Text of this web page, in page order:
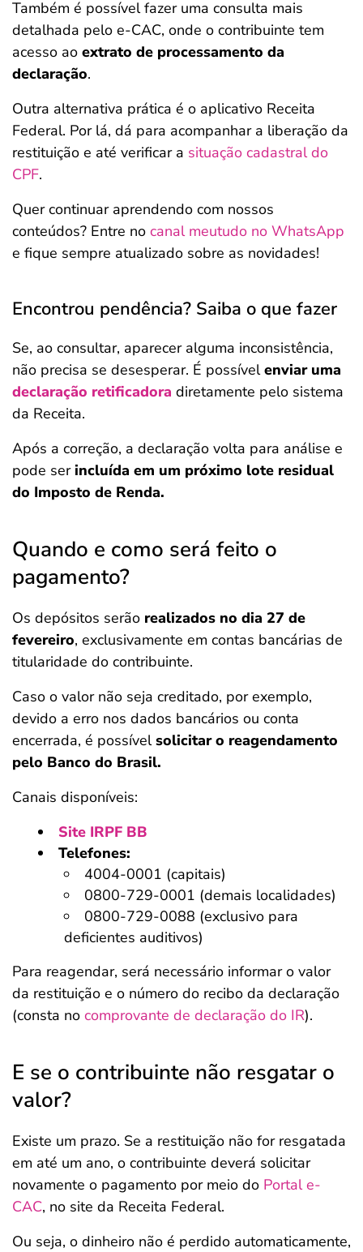
Também é possível fazer uma consulta mais
detalhada pelo e-CAC, onde o contribuinte tem
acesso ao extrato de processamento da
declaração.
Outra alternativa prática é o aplicativo Receita
Federal. Por lá, dá para acompanhar a liberação da
restituição e até verificar a situação cadastral do
CPF.
Quer continuar aprendendo com nossos
conteúdos? Entre no canal meutudo no WhatsApp
e fique sempre atualizado sobre as novidades!
Encontrou pendência? Saiba o que fazer
Se, ao consultar, aparecer alguma inconsistência,
não precisa se desesperar. É possívelenviar uma
declaração retificadora diretamente pelo sistema
da Receita.
Após a correção, a declaração volta para análise e
pode serincluída em um próximo lote residual
do Imposto de Renda.
Quando e como será feito o
pagamento?
Os depósitos serão realizados no dia 27 de
fevereiro, exclusivamente em contas bancárias de
titularidade do contribuinte.
Caso o valor não seja creditado, por exemplo,
devido a erro nos dados bancários ou conta
encerrada, é possívelsolicitar o reagendamento
pelo Banco do Brasil.
Canais disponíveis:
Site IRPF BB
Telefones:
4004-0001 (capitais)
0800-729-0001 (demais localidades)
0800-729-0088 (exclusivo para
deficientes auditivos)
Para reagendar, será necessário informar o valor
da restituição e o número do recibo da declaração
(consta no comprovante de declaração do IR).
E se o contribuinte não resgatar o
valor?
Existe um prazo. Se a restituição não for resgatada
em até um ano, o contribuinte deverá solicitar
novamente o pagamento por meio do Portal e-
CAC, no site da Receita Federal.
Ou seja, o dinheiro não é perdido automaticamente,